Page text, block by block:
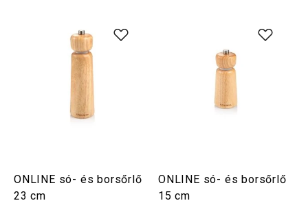
ONLINE só- és borsőrlő
23 cm
ONLINE só- és borsőrlő
15 cm